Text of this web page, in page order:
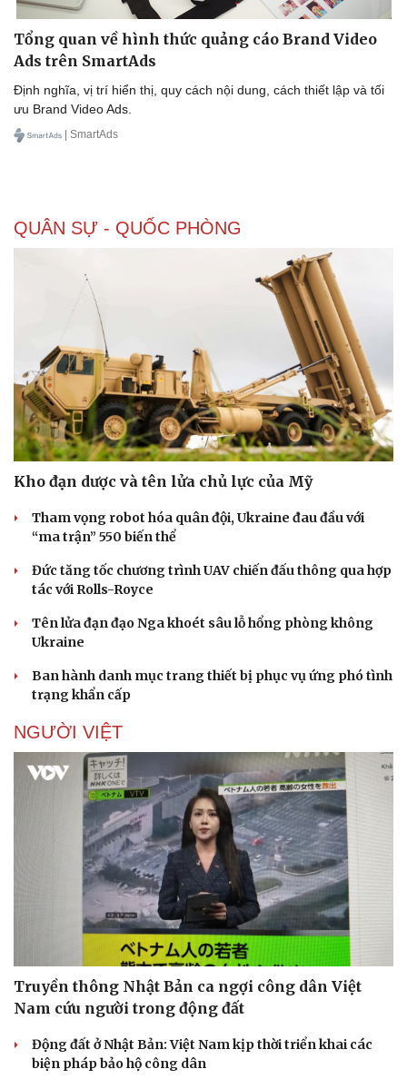
Doanh nghiệp
Thông tin doanh nghiệp
Doanh nghiệp 24h
Công nghệ
Tổng quan về hình thức quảng cáo Brand Video
Ads trên SmartAds
Định nghĩa, vị trí hiển thị, quy cách nội dung, cách thiết lập và tối
ưu Brand Video Ads.
| SmartAds
QUÂN SỰ - QUỐC PHÒNG
Kho đạn dược và tên lửa chủ lực của Mỹ
Tham vọng robot hóa quân đội, Ukraine đau đầu với
“ma trận” 550 biến thể
Đức tăng tốc chương trình UAV chiến đấu thông qua hợp
tác với Rolls-Royce
Tên lửa đạn đạo Nga khoét sâu lỗ hổng phòng không
Ukraine
Ban hành danh mục trang thiết bị phục vụ ứng phó tình
trạng khẩn cấp
NGƯỜI VIỆT
Truyền thông Nhật Bản ca ngợi công dân Việt
Nam cứu người trong động đất
Động đất ở Nhật Bản: Việt Nam kịp thời triển khai các
biện pháp bảo hộ công dân